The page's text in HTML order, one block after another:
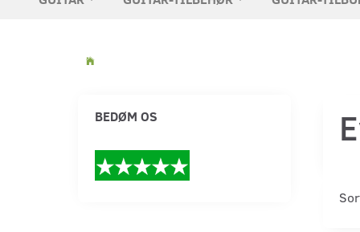
BEDØM OS